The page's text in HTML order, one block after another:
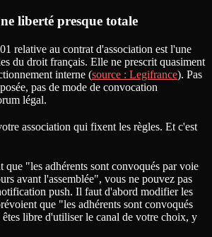
liberté presque totale
relative au contrat d'association est l'une
du droit français. Elle ne prescrit quasiment
interne (source : Legifrance). Pas
pas de mode de convocation
légal.
association qui fixent les règles. Et c'est
que "les adhérents sont convoqués par voie
avant l'assemblée", vous ne pouvez pas
push. Il faut d'abord modifier les
que "les adhérents sont convoqués
libre d'utiliser le canal de votre choix, y